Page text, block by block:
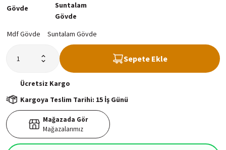
Sepete Ekle
Ücretsiz Kargo
Kargoya Teslim Tarihi: 15 İş Günü
Mağazada Gör
Mağazalarımız